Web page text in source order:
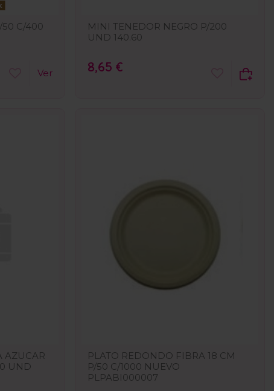
50 C/400
Ver
MINI TENEDOR NEGRO P/200
UND 140.60
8,65 €
AZUCAR
UND
PLATO REDONDO FIBRA 18 CM
P/50 C/1000 NUEVO
PLPABI000007